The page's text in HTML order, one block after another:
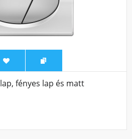
fényes lap és matt